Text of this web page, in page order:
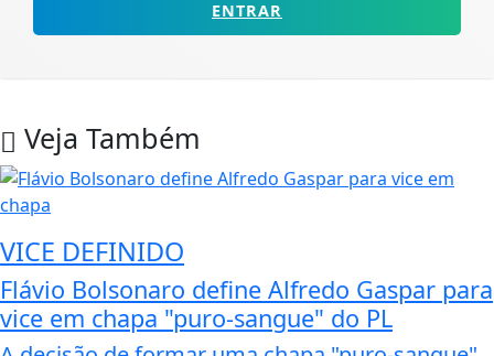
ENTRAR
Veja Também
VICE DEFINIDO
Flávio Bolsonaro define Alfredo Gaspar para
vice em chapa "puro-sangue" do PL